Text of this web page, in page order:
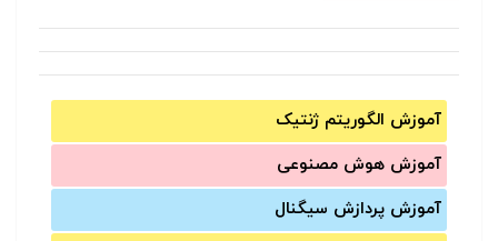
آموزش الگوریتم ژنتیک
آموزش‌ هوش مصنوعی
آموزش‌ پردازش سیگنال